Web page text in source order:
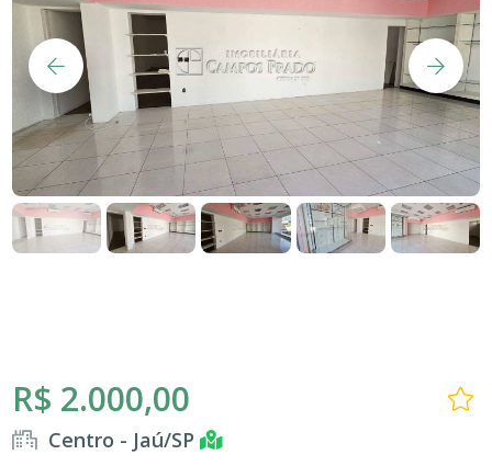
R$ 2.000,00
Centro - Jaú/SP